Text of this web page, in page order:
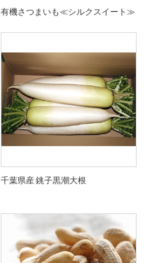
有機さつまいも≪シルクスイート≫
千葉県産 銚子黒潮大根